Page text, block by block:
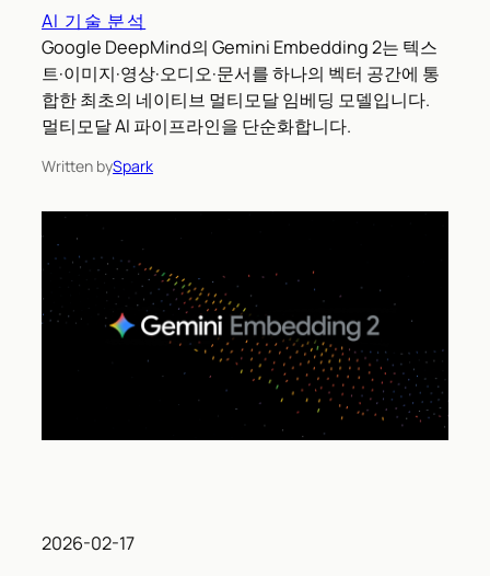
AI 기술 분석
Google DeepMind의 Gemini Embedding 2는 텍스
트·이미지·영상·오디오·문서를 하나의 벡터 공간에 통
합한 최초의 네이티브 멀티모달 임베딩 모델입니다.
멀티모달 AI 파이프라인을 단순화합니다.
Written bySpark
2026-02-17